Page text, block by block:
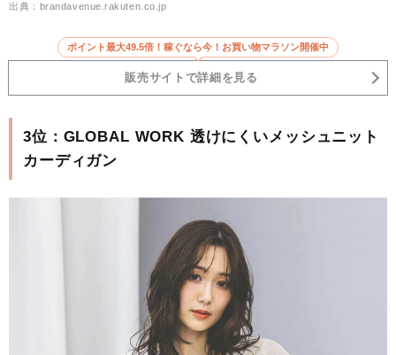
出典：brandavenue.rakuten.co.jp
ポイント最大49.5倍！稼ぐなら今！お買い物マラソン開催中
販売サイトで詳細を見る
3位：GLOBAL WORK 透けにくいメッシュニット
カーディガン